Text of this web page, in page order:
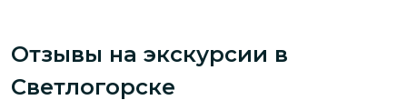
Отзывы на экскурсии в
Светлогорске